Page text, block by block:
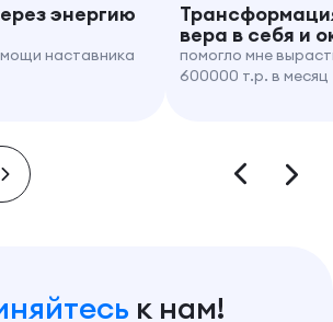
энергию
наставника
вера в себя и
помогло мне
600000 т.р. в месяц
к нам!